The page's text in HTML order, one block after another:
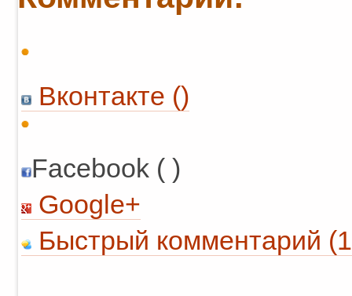
Вконтакте ()
Facebook ( )
Google+
Быстрый комментарий